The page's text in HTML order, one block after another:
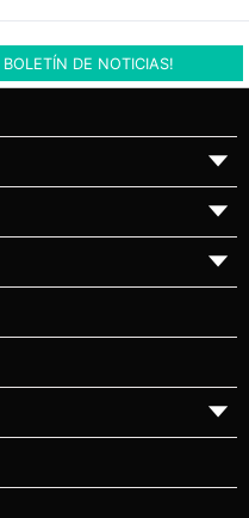
BOLETÍN DE NOTICIAS!
▼
▼
▼
▼